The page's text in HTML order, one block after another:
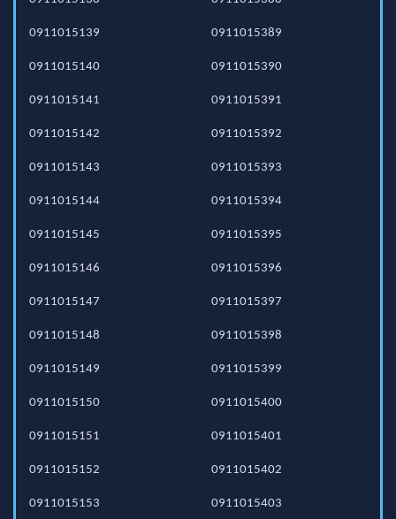
0911015139
0911015140
0911015141
0911015142
0911015143
0911015144
0911015145
0911015146
0911015147
0911015148
0911015149
0911015150
0911015151
0911015152
0911015153
0911015389
0911015390
0911015391
0911015392
0911015393
0911015394
0911015395
0911015396
0911015397
0911015398
0911015399
0911015400
0911015401
0911015402
0911015403